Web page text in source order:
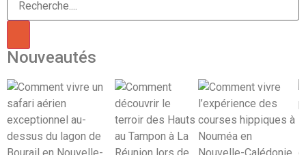
Nouveautés